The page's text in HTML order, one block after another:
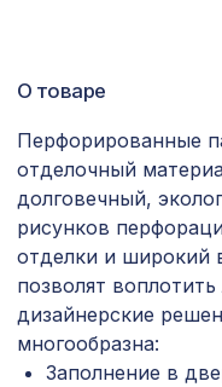
ДАМАСКО,
Карниз
Консоль для
120х75мм,
О товаре
Перфорированные
отделочный
долговечный,
рисунков
отделки и широкий
позволят
дизайнерские
многообразна:
Заполнение в